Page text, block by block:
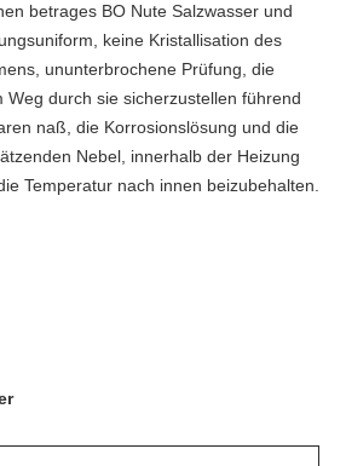
betrages BO Nute Salzwasser und
keine Kristallisation des
ununterbrochene Prüfung, die
Weg durch sie sicherzustellen führend
naß, die Korrosionslösung und die
Nebel, innerhalb der Heizung
Temperatur nach innen beizubehalten.